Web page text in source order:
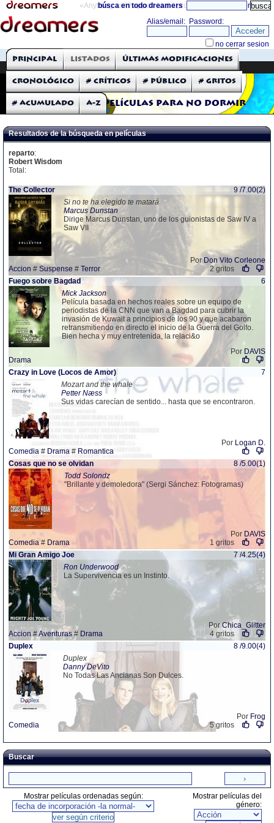
«Anything can happen and it probably will» directorio
búsca en todo dreamers
THE DREAMERS
Críticas: Películas
Películas para no dormir
Principal Listados Últimas modificaciones
Cronológico # Críticos # Público # Gritos
# Acumulado A-Z
Resultados de la búsqueda en películas
reparto:
Robert Wisdom
Total:
The Collector
9 /7.00(2)
Si no te ha elegido te matará
Marcus Dunstan
Dirige Marcus Dunstan, uno de los guionistas de Saw IV a
Saw VII
PorDon Vito Corleone
Accion # Suspense # Terror
2 gritos
Fuego sobre Bagdad
6
Mick Jackson
Película basada en hechos reales sobre un equipo de
periodistas de la CNN que van a Bagdad para cubrir la
invasión de Kuwait a principios de los 90 y que acabaron
retransmitiendo en directo el inicio de la Guerra del Golfo.
Bien hecha y muy entretenida, la relaci&o
Por DAVIS
Drama
Crazy in Love (Locos de Amor)
7
Mozart and the whale
Petter Næss
Sus vidas carecían de sentido... hasta que se encontraron.
Por Logan D.
Comedia # Drama # Romantica
Cosas que no se olvidan
8 /5.00(1)
Todd Solondz
"Brillante y demoledora" (Sergi Sánchez: Fotogramas)
Por DAVIS
Comedia # Drama
1 gritos
Mi Gran Amigo Joe
7 /4.25(4)
Ron Underwood
La Supervivencia es un Instinto.
PorChica_Glitter
Accion#Aventuras# Drama
4 gritos
Duplex
8 /9.00(4)
Duplex
Danny DeVito
No Todas Las Ancianas Son Dulces.
Por Frog
Comedia
5 gritos
Buscar
Mostrar películas ordenadas según:
Mostrar películas del
género: